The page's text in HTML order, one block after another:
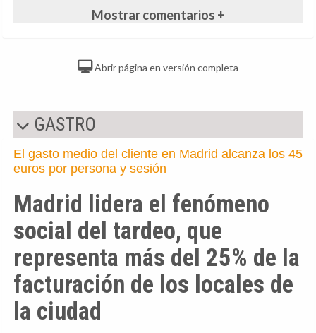
Mostrar comentarios +
Abrir página en versión completa
GASTRO
El gasto medio del cliente en Madrid alcanza los 45
euros por persona y sesión
Madrid lidera el fenómeno
social del tardeo, que
representa más del 25% de la
facturación de los locales de
la ciudad